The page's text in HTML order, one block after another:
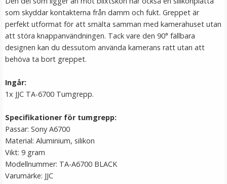
LÄGG I VARUKORG
JJC Skärmskydd för Fujifilm GFX50S
II/GFX100S/GFX100 optiskt glas 9H
som skyddar kontakterna från damm och fukt. Greppet är
perfekt utformat för att smälta samman med kamerahuset utan
att störa knappanvändningen. Tack vare den 90° fällbara
designen kan du dessutom använda kamerans ratt utan att
behöva ta bort greppet.
Ingår:
1x JJC TA-6700 Tumgrepp.
Specifikationer för tumgrepp:
Passar: Sony A6700
Material: Aluminium, silikon
Vikt: 9 gram
Modellnummer: TA-A6700 BLACK
Varumärke: JJC